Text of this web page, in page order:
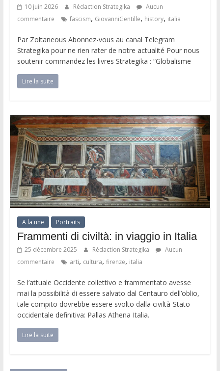
10 juin 2026 Rédaction Strategika
Aucun
commentaire
fascism, GiovanniGentille, history, italia
Par Zoltaneous Abonnez-vous au canal Telegram
Strategika pour ne rien rater de notre actualité Pour nous
soutenir commandez les livres Strategika : “Globalisme
Lire la suite
A la une Portraits
Frammenti di civiltà: in viaggio in Italia
25 décembre 2025 Rédaction Strategika
Aucun
commentaire
arti, cultura, firenze, italia
Se l’attuale Occidente collettivo e frammentato avesse
mai la possibilità di essere salvato dal Centauro dell’oblio,
tale compito dovrebbe essere svolto dalla civiltà-Stato
occidentale definitiva: Pallas Athena Italia.
Lire la suite